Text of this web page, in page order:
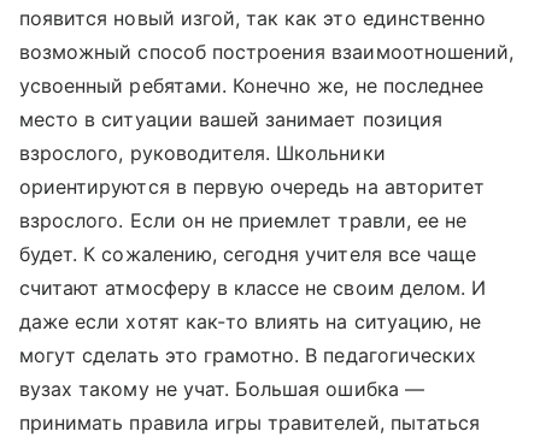
появится новый изгой, так как это единственно
возможный способ построения взаимоотношений,
усвоенный ребятами. Конечно же, не последнее
место в ситуации вашей занимает позиция
взрослого, руководителя. Школьники
ориентируются в первую очередь на авторитет
взрослого. Если он не приемлет травли, ее не
будет. К сожалению, сегодня учителя все чаще
считают атмосферу в классе не своим делом. И
даже если хотят как-то влиять на ситуацию, не
могут сделать это грамотно. В педагогических
вузах такому не учат. Большая ошибка —
принимать правила игры травителей, пытаться